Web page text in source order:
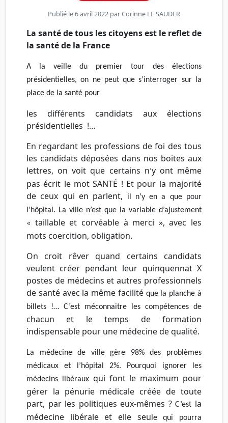
Publié le 6 avril 2022 parCorinne LE SAUDER
La santé de tous les citoyens est le reflet de
la santé de la France
A la veille du premier tour des
élections
présidentielles, on ne peut que s’interroger sur
la
place de la santé pour
les différents candidats aux élections
présidentielles !…
En regardant les professions de foi des tous
les candidats déposées dans nos boites aux
lettres, on voit que certains n’y ont même
pas écrit le mot SANTÉ ! Et pour la majorité
de ceux qui en parlent,
il n’y en a que pour
l’hôpital. La ville n’est que la variable d’ajustement
« taillable et corvéable à merci », avec les
mots coercition, obligation.
On croit rêver quand certains candidats
veulent créer pendant leur quinquennat X
postes de médecins et autres professionnels
de santé avec la même facilité que la planche à
billets !… C’est méconnaitre les compétences de
chacun et le temps de formation
indispensable pour une médecine de qualité.
La médecinede ville gère 98%des
problèmes
médicauxet l’hôpital 2%. Pourquoi ignorer
les
médecins
libérauxqui font le maximum pour
gérer la pénurie médicale créée de toute
part, par les politiques eux-mêmes ?C’est la
médecine libérale et elle seu le qui
pourra